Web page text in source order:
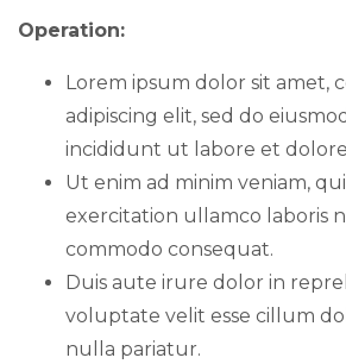
Operation:
Lorem ipsum dolor sit amet,
adipiscing elit, sed do
incididunt ut labore et
Ut enim ad minim veniam,
exercitation ullamco laboris
commodo consequat.
Duis aute irure dolor in
voluptate velit esse cillum
nulla pariatur.